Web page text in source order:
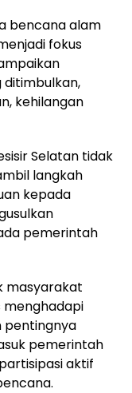
bencana alam
fokus
ditimbulkan,
kehilangan
Selatan tidak
langkah
kepada
pemerintah
masyarakat
pentingnya
pemerintah
aktif